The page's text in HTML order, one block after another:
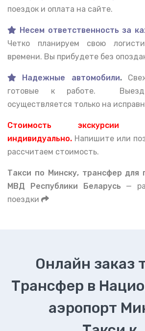
поездок и оплата на сайте.
Несем ответственность за
Четко планируем свою
времени. Вы прибудете без
Надежные автомобили.
готовые к работе.
осуществляется только на
Стоимость экскурсии
индивидуально. Напишите или
рассчитаем стоимость.
Такси по Минску, трансфер для
МВД Республики Беларусь —
поездки
Онлайн заказ
Трансфер в
аэропорт